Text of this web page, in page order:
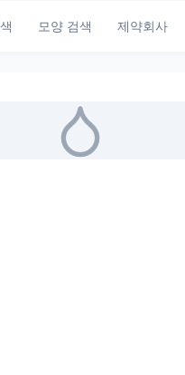
모양 검색 제약회사